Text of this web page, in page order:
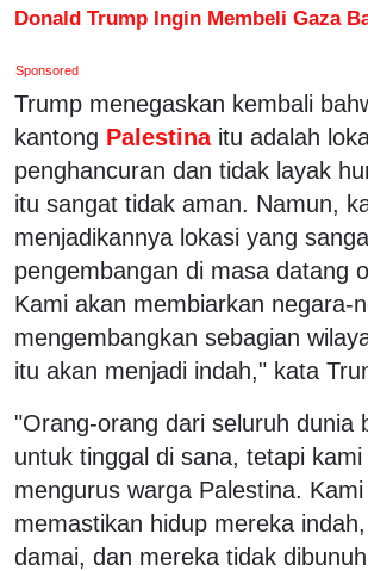
Donald Trump Ingin Membeli Gaza
Sponsored
Trump menegaskan kembali
kantong Palestina itu adalah
penghancuran dan tidak layak
itu sangat tidak aman. Namun,
menjadikannya lokasi yang
pengembangan di masa datang
Kami akan membiarkan negara-
mengembangkan sebagian
itu akan menjadi indah," kata
"Orang-orang dari seluruh dunia
untuk tinggal di sana, tetapi kami
mengurus warga Palestina.
memastikan hidup mereka
damai, dan mereka tidak